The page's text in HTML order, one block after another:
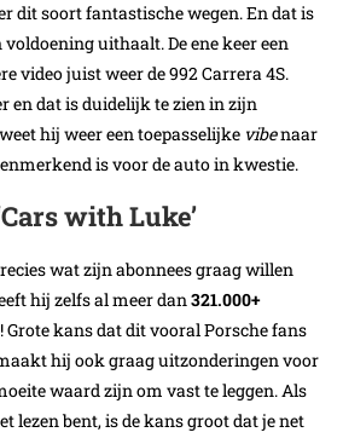
dit soort fantastische wegen. En dat is
uithaalt. De ene keer een
video juist weer de 992 Carrera 4S.
en dat is duidelijk te zien in zijn
hij weer een toepasselijke vibenaar
is voor de auto in kwestie.
with Luke’
wat zijn abonnees graag willen
hij zelfs al meer dan321.000+
Grote kans dat dit vooral Porsche fans
hij ook graag uitzonderingen voor
waard zijn om vast te leggen. Als
lezen bent, is de kans groot dat je net